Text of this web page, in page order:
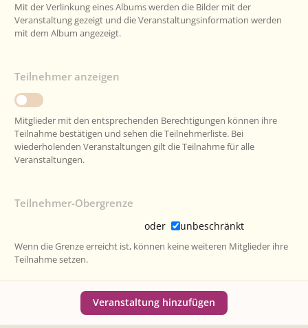
Mit der Verlinkung eines Albums werden die Bilder mit der
Veranstaltung gezeigt und die Veranstaltungsinformation werden
mit dem Album angezeigt.
Teilnehmer anzeigen
Mitglieder mit den entsprechenden Berechtigungen können ihre
Teilnahme bestätigen und sehen die Teilnehmerliste. Bei
wiederholenden Veranstaltungen gilt die Teilnahme für alle
Veranstaltungen.
Teilnehmer-Obergrenze
oder unbeschränkt
Wenn die Grenze erreicht ist, können keine weiteren Mitglieder ihre
Teilnahme setzen.
Veranstaltung hinzufügen